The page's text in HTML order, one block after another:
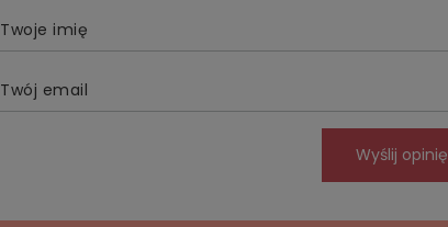
Twoje imię
Twój email
Wyślij opinię